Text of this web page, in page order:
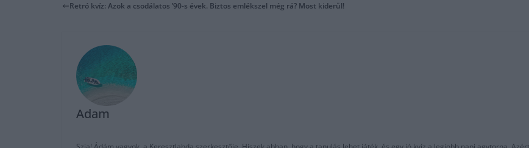
Retró kvíz: Azok a csodálatos ’90-s évek. Biztos emlékszel még rá? Most kiderül!
Adam